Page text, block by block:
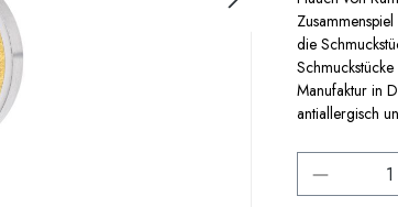
die
Manufaktur in
antiallergisch